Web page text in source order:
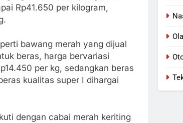
Rp41.650 per kilogram,
bawang merah yang dijual
beras, harga bervariasi
per kg, sedangkan beras
kualitas super I dihargai
dengan cabai merah keriting